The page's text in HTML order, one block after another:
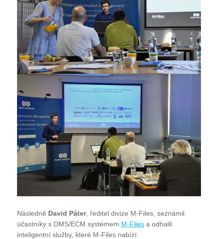
Následně David Páter, ředitel divize M-Files, seznámil
účastníky s DMS/ECM systémem M-Files a odhalil
inteligentní služby, které M-Files nabízí.